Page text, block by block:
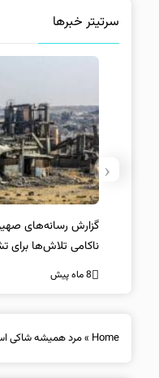
سرتیتر خبرها
واکنش نتانیاهو به
‹
Home
»مرد همیشه شاکی